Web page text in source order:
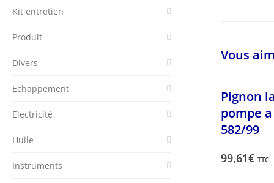
Vous
Pignon
pompe
582/99
99,61€ TTC
Kit entretien
Produit
Divers
Echappement
Electricité
Huile
Instruments